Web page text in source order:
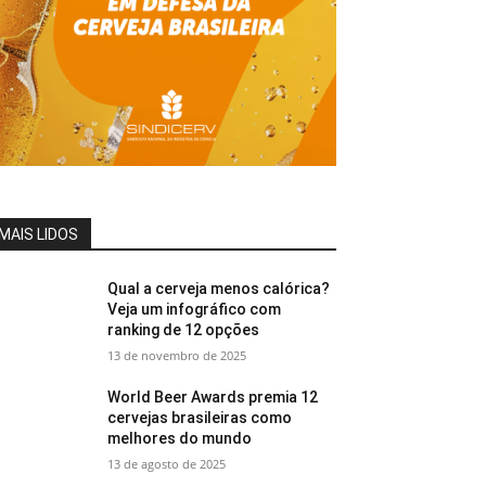
LIDOS
Qual a cerveja menos calórica?
Veja um infográfico com
ranking de 12 opções
13 de novembro de 2025
World Beer Awards premia 12
cervejas brasileiras como
melhores do mundo
13 de agosto de 2025